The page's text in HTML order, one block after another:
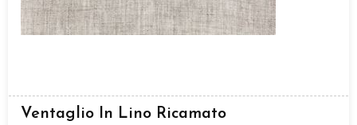
Ventaglio In Lino Ricamato